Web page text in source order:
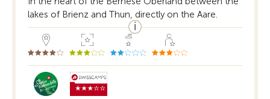
lakes of Brienz and Thun, directly on the Aare.